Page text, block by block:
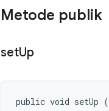
Metode publik
setUp
public void setUp (